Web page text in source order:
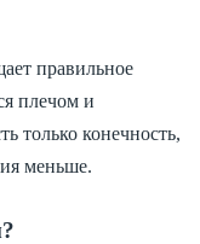
правильное
плечом и
только конечность,
меньше.